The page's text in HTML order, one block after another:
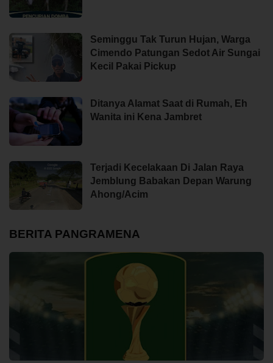
Seminggu Tak Turun Hujan, Warga
Cimendo Patungan Sedot Air Sungai
Kecil Pakai Pickup
Ditanya Alamat Saat di Rumah, Eh
Wanita ini Kena Jambret
Terjadi Kecelakaan Di Jalan Raya
Jemblung Babakan Depan Warung
Ahong/Acim
BERITA PANGRAMENA